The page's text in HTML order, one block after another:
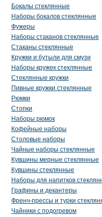
Бокалы стеклянные
Наборы бокалов стеклянные
Фужеры
Наборы стаканов стеклянные
Стаканы стеклянные
Кружки и бутыли для смузи
Наборы кружек стеклянные
Стеклянные кружки
Пивные кружки стеклянные
Рюмки
Стопки
Наборы рюмок
Кофейные наборы
Столовые наборы
Чайные наборы стеклянные
Кувшины мерные стеклянные
Кувшины стеклянные
Наборы для напитков
Графины и декантеры
Френч-прессы и турки
Чайники с подогревом